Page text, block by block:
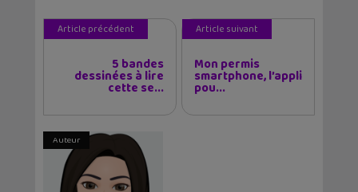
Article précédent
5 bandes
dessinées à lire
cette se...
Article suivant
Mon permis
smartphone, l’appli
pou...
Auteur